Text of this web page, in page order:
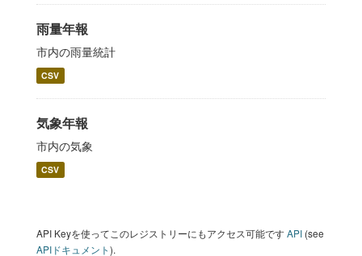
雨量年報
市内の雨量統計
CSV
気象年報
市内の気象
CSV
API Keyを使ってこのレジストリーにもアクセス可能ですAPI (see
APIドキュメント).